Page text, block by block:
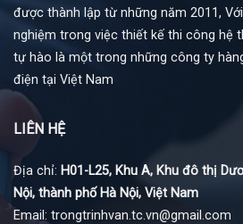
được thành lập từ những năm 2011,
nghiệm trong việc thiết kế thi công hệ
tự hào là một trong những công ty
điện tại Việt Nam
LIÊN HỆ
Địa chỉ: H01-L25, Khu A, Khu đô thị
Nội, thành phố Hà Nội, Việt Nam
Email: trongtrinhvan.tc.vn@gmail.com